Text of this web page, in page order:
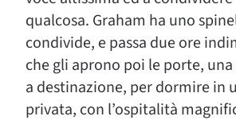
qualcosa. Graham ha uno
condivide, e passa due ore
che gli aprono poi le porte,
a destinazione, per dormire in
privata, con l’ospitalità